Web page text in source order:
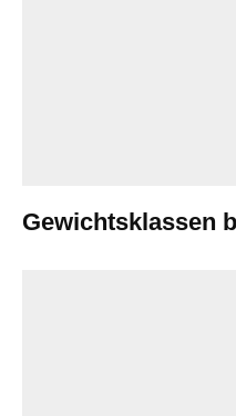
Gewichtsklassen